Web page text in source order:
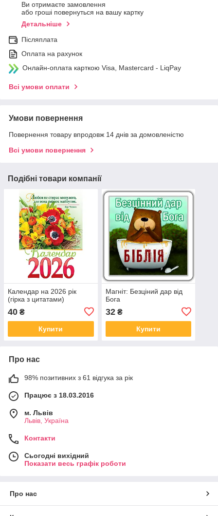
Ви отримаєте замовлення
або гроші повернуться на вашу картку
Детальніше
Післяплата
Оплата на рахунок
Онлайн-оплата карткою Visa, Mastercard - LiqPay
Всі умови оплати
Умови повернення
Повернення товару впродовж 14 днів за домовленістю
Всі умови повернення
Подібні товари компанії
Календар на 2026 рік
(гірка з цитатами)
40 ₴
Купити
Магніт: Безціний дар від
Бога
32₴
Купити
Про нас
98% позитивних з 61 відгука за рік
Працює з 18.03.2016
м. Львів
Львів, Україна
Контакти
Сьогодні вихідний
Показати весь графік роботи
Про нас